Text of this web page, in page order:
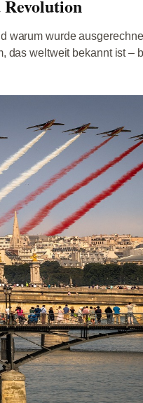
warum wurde
das weltweit bekannt ist –